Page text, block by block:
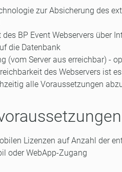
zur Absicherung des
des BP Event Webservers über
die Datenbank
(vom Server aus erreichbar) -
des Webservers ist
alle Voraussetzungen
Lizenzen auf Anzahl der
oder WebApp-Zugang